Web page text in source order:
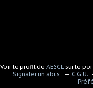
Voir le profil deAESCL sur le
Signaler un abus
C.G.U.